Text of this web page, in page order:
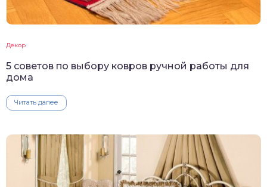
Декор
5 советов по выбору ковров ручной работы для
дома
Читать далее